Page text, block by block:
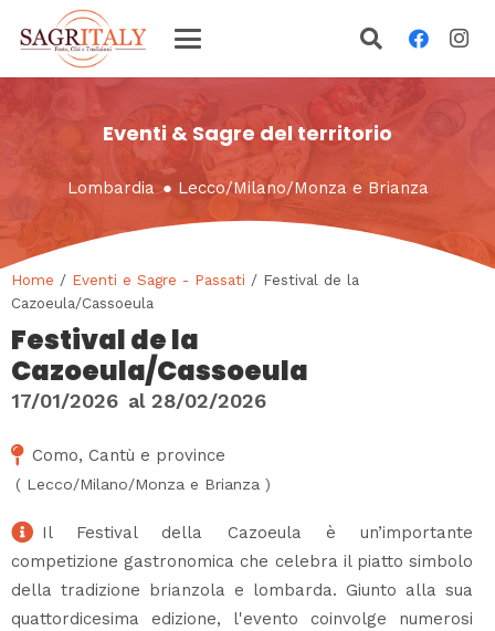
Eventi & Sagre del territorio
Lombardia ● Lecco/Milano/Monza e Brianza
Home / Eventi e Sagre - Passati / Festival de la
Cazoeula/Cassoeula
Festival de la
Cazoeula/Cassoeula
17/01/2026 al 28/02/2026
Como, Cantù e province
( Lecco/Milano/Monza e Brianza )
Il Festival della Cazoeula è un’importante
competizione gastronomica che celebra il piatto simbolo
della tradizione brianzola e lombarda. Giunto alla sua
quattordicesima edizione, l'evento coinvolge numerosi